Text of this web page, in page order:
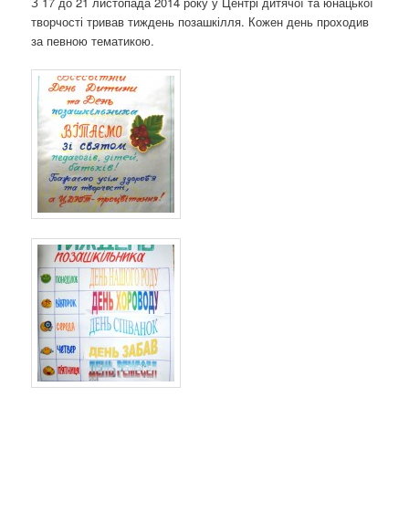
о
з
творчості тривав тиждень позашкілля. Кожен день проходив
за певною тематикою.